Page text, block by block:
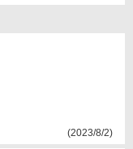
(2023/8/2)